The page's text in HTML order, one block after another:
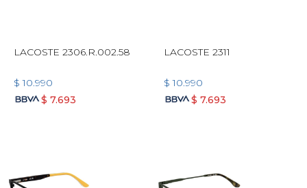
LACOSTE 2306.R.002.58
$ 10.990
$ 7.693
LACOSTE 2311
$ 10.990
$ 7.693